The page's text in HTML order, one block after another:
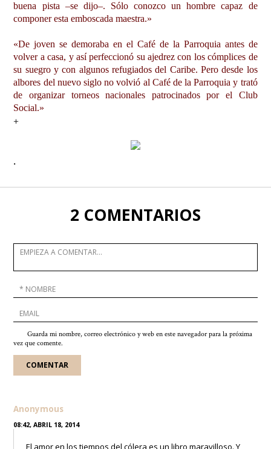
buena pista –se dijo–. Sólo conozco un hombre capaz de
componer esta emboscada maestra.»
«De joven se demoraba en el Café de la Parroquia antes de
volver a casa, y así perfeccionó su ajedrez con los cómplices de
su suegro y con algunos refugiados del Caribe. Pero desde los
albores del nuevo siglo no volvió al Café de la Parroquia y trató
de organizar torneos nacionales patrocinados por el Club
Social.»
+
.
2 COMENTARIOS
Guarda mi nombre, correo electrónico y web en este navegador para la próxima
vez que comente.
Anonymous
08:42, ABRIL 18, 2014
El amor en los tiempos del cólera es un libro maravilloso. Y